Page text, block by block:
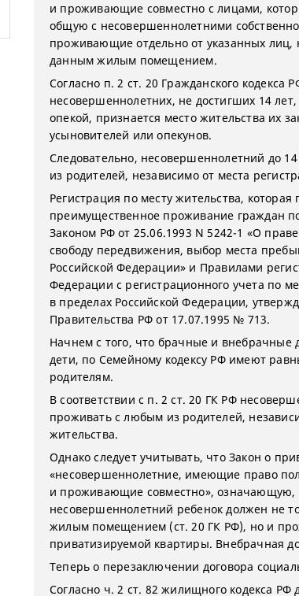
и проживающие совместно с лицами,
общую с несовершеннолетними
проживающие отдельно от указанных лиц,
данным жилым помещением.
Согласно п. 2 ст. 20 Гражданского кодекса
несовершеннолетних, не достигших 14
опекой, признается место жительства их
усыновителей или опекунов.
Следовательно, несовершеннолетний до
из родителей, независимо от места
Регистрация по месту жительства,
преимущественное проживание граждан
Законом РФ от 25.06.1993 N 5242-1 «О
свободу передвижения, выбор места
Российской Федерации» и Правилами
Федерации с регистрационного учета по
в пределах Российской Федерации,
Правительства РФ от 17.07.1995 № 713.
Начнем с того, что брачные и внебрачные
дети, по Семейному кодексу РФ имеют
родителям.
В соответствии с п. 2 ст. 20 ГК РФ
проживать с любым из родителей,
жительства.
Однако следует учитывать, что Закон о
«несовершеннолетние, имеющие право
и проживающие совместно», означающую,
несовершеннолетний ребенок должен не
жилым помещением (ст. 20 ГК РФ), но и
приватизируемой квартиры. Внебрачная
Теперь о перезаключении договора
Согласно ч. 2 ст. 82 жилищного кодекса